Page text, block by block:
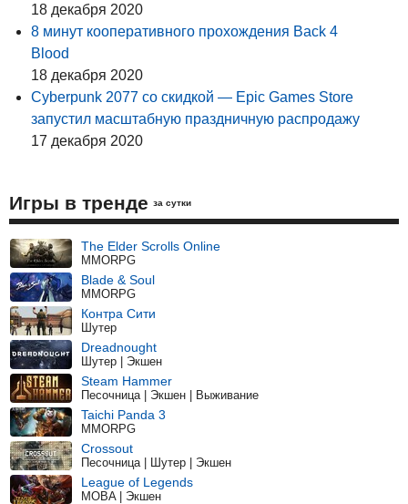
18 декабря 2020
8 минут кооперативного прохождения Back 4
Blood
18 декабря 2020
Cyberpunk 2077 со скидкой — Epic Games Store
запустил масштабную праздничную распродажу
17 декабря 2020
Игры в тренде за сутки
The Elder Scrolls Online
MMORPG
Blade & Soul
MMORPG
Контра Сити
Шутер
Dreadnought
Шутер | Экшен
Steam Hammer
Песочница | Экшен | Выживание
Taichi Panda 3
MMORPG
Crossout
Песочница | Шутер | Экшен
League of Legends
MOBA | Экшен